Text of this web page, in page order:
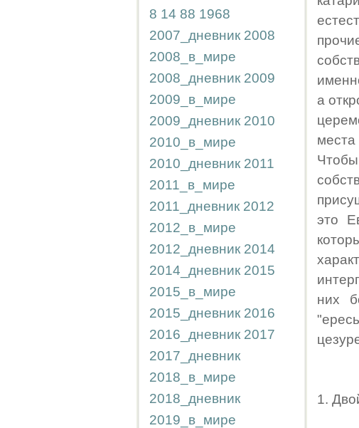
8 14 88 1968
2007_дневник 2008
2008_в_мире
2008_дневник 2009
2009_в_мире
2009_дневник 2010
2010_в_мире
2010_дневник 2011
2011_в_мире
2011_дневник 2012
2012_в_мире
2012_дневник 2014
2014_дневник 2015
2015_в_мире
2015_дневник 2016
2016_дневник 2017
2017_дневник
2018_в_мире
2018_дневник
2019_в_мире
а
это
них
1.